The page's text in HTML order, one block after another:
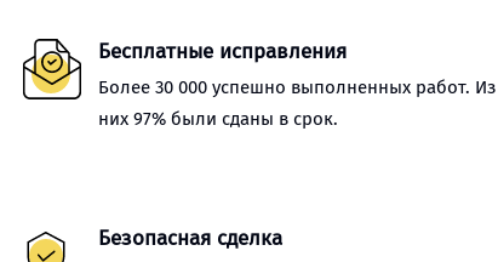
Бесплатные исправления
Более 30 000 успешно выполненных работ. Из
них 97% были сданы в срок.
Безопасная сделка